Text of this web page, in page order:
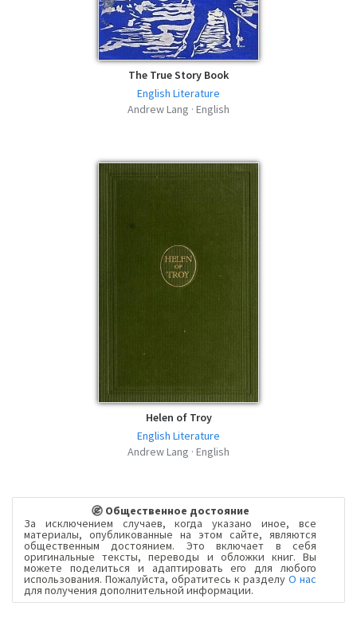
The True Story Book
English Literature
Andrew Lang · English
Helen of Troy
English Literature
Andrew Lang · English
Общественное достояние
За исключением случаев, когда указано иное, все
материалы, опубликованные на этом сайте, являются
общественным достоянием. Это включает в себя
оригинальные тексты, переводы и обложки книг. Вы
можете поделиться и адаптировать его для любого
использования. Пожалуйста, обратитесь к разделу О нас
для получения дополнительной информации.